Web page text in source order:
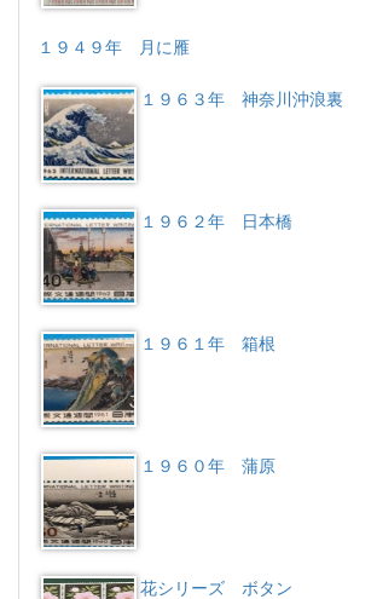
１９４９年 月に雁
１９６３年 神奈川沖浪裏
１９６２年 日本橋
１９６１年 箱根
１９６０年 蒲原
花シリーズ ボタン